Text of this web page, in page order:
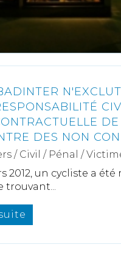
DES NON
/ Civil / Pénal /
2012, un cycliste a
trouvant...